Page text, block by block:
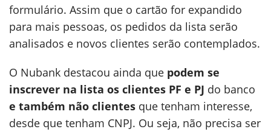
formulário. Assim que o cartão for expandido
para mais pessoas, os pedidos da lista serão
analisados e novos clientes serão contemplados.
O Nubank destacou ainda que podem se
inscrever na lista os clientes PF e PJ do banco
e também não clientes que tenham interesse,
desde que tenham CNPJ. Ou seja, não precisa ser